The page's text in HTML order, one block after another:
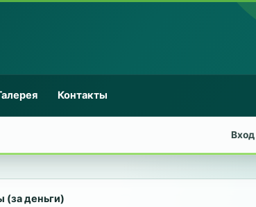
Контакты
Вход
(за деньги)